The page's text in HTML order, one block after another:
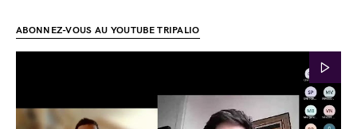
ABONNEZ-VOUS AU YOUTUBE TRIPALIO